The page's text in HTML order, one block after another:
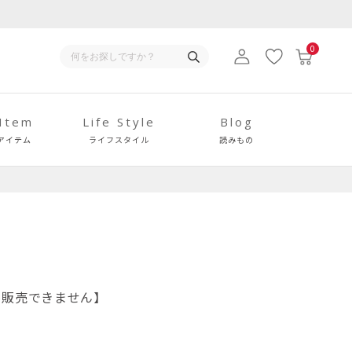
0
イテム
Life Style
ライフスタイル
Blog
読みもの
売できません】